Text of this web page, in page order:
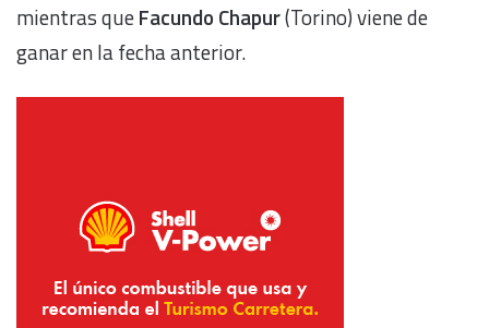
mientras queFacundo Chapur(Torino) viene de
ganar en la fecha anterior.